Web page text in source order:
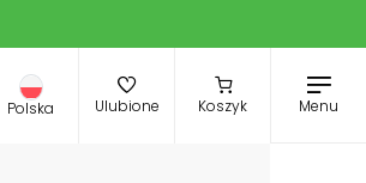
Polska Ulubione Koszyk Menu